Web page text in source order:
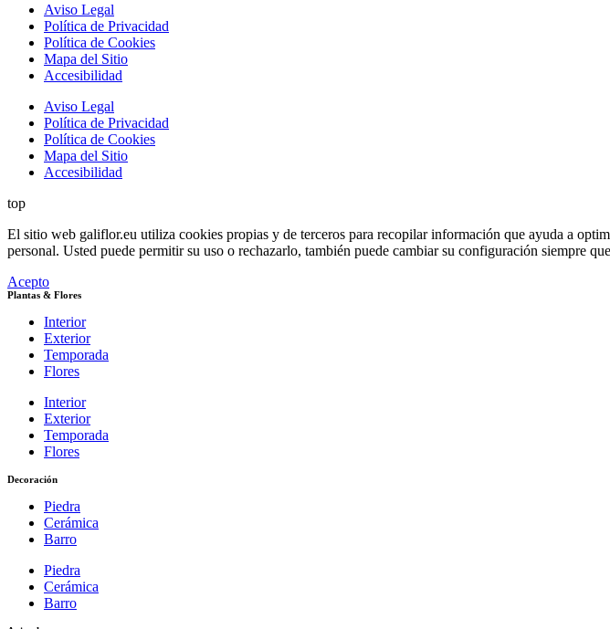
Aviso Legal
Política de Privacidad
Política de Cookies
Mapa del Sitio
Accesibilidad
Aviso Legal
Política de Privacidad
Política de Cookies
Mapa del Sitio
Accesibilidad
top
El sitio web galiflor.eu utiliza cookies propias y de terceros para recopilar información que ayuda a
personal. Usted puede permitir su uso o rechazarlo, también puede cambiar su configuración siempre
Acepto
Plantas & Flores
Interior
Exterior
Temporada
Flores
Interior
Exterior
Temporada
Flores
Decoración
Piedra
Cerámica
Barro
Piedra
Cerámica
Barro